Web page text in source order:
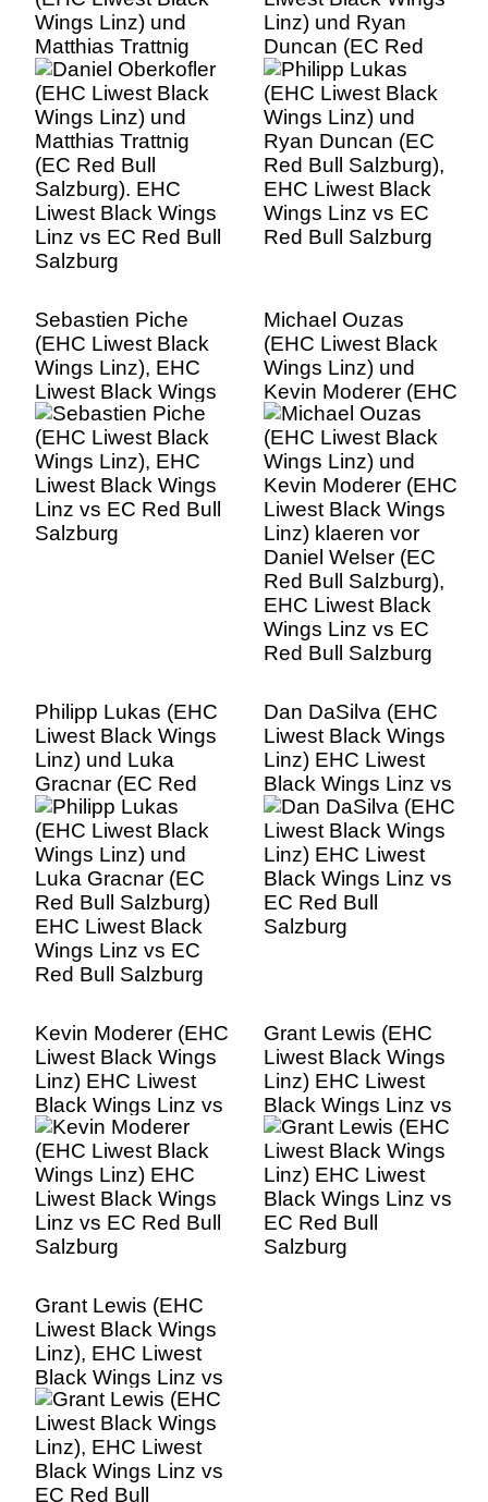
Wings Linz) und
Matthias Trattnig
(EC Red Bull
Salzburg). EHC
Liwest Black Wings
Linz vs EC Red Bull
Salzburg
Linz) und Ryan
Duncan (EC Red
Bull Salzburg), EHC
Liwest Black Wings
Linz vs EC Red Bull
Salzburg
Sebastien Piche
(EHC Liwest Black
Wings Linz), EHC
Liwest Black Wings
Linz vs EC Red Bull
Salzburg
Michael Ouzas
(EHC Liwest Black
Wings Linz) und
Kevin Moderer (EHC
Liwest Black Wings
Linz) klaeren vor
Daniel Welser (EC
Red Bull Salzburg),
EHC Liwest Black
Wings Linz vs EC
Red Bull Salzburg
Philipp Lukas (EHC
Liwest Black Wings
Linz) und Luka
Gracnar (EC Red
Bull Salzburg) EHC
Liwest Black Wings
Linz vs EC Red Bull
Salzburg
Dan DaSilva (EHC
Liwest Black Wings
Linz) EHC Liwest
Black Wings Linz vs
EC Red Bull
Salzburg
Kevin Moderer (EHC
Liwest Black Wings
Linz) EHC Liwest
Black Wings Linz vs
EC Red Bull
Salzburg
Grant Lewis (EHC
Liwest Black Wings
Linz) EHC Liwest
Black Wings Linz vs
EC Red Bull
Salzburg
Grant Lewis (EHC
Liwest Black Wings
Linz), EHC Liwest
Black Wings Linz vs
EC Red Bull
Salzburg